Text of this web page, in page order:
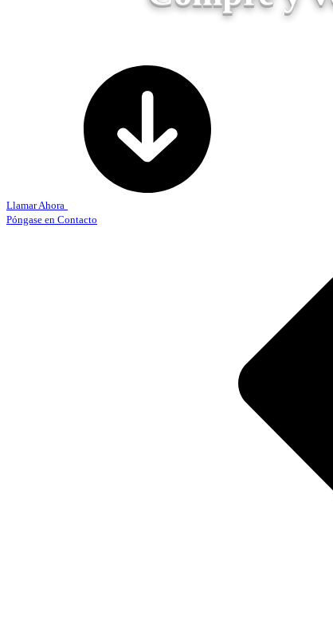
Llamar Ahora
Póngase en Contacto